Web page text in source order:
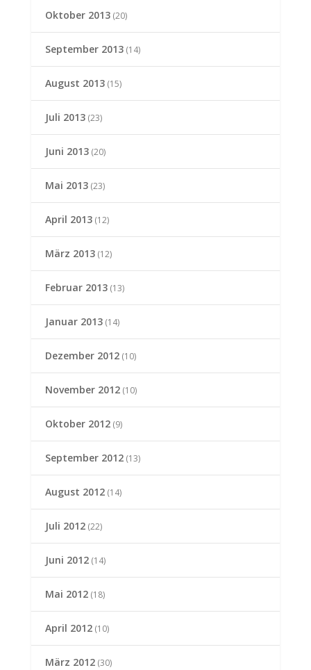
Oktober 2013(20)
September 2013(14)
August 2013(15)
Juli 2013(23)
Juni 2013(20)
Mai 2013(23)
April 2013(12)
März 2013(12)
Februar 2013(13)
Januar 2013(14)
Dezember 2012(10)
November 2012(10)
Oktober 2012(9)
September 2012(13)
August 2012(14)
Juli 2012(22)
Juni 2012(14)
Mai 2012(18)
April 2012(10)
März 2012(30)